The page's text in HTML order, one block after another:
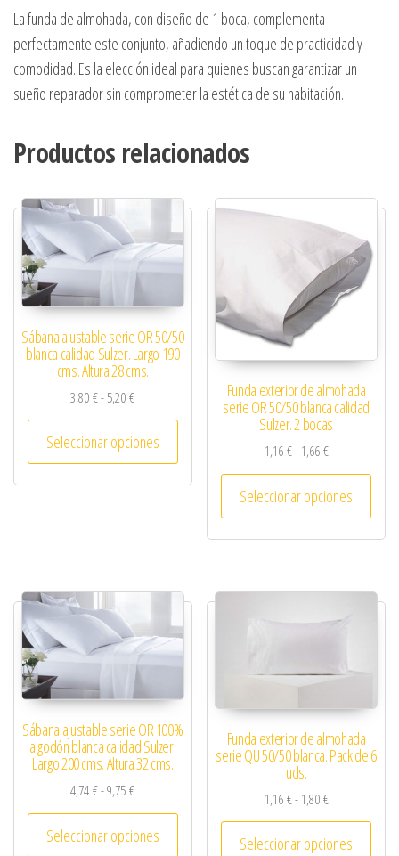
La funda de almohada, con diseño de 1 boca, complementa
perfectamente este conjunto, añadiendo un toque de practicidad y
comodidad. Es la elección ideal para quienes buscan garantizar un
sueño reparador sin comprometer la estética de su habitación.
Productos relacionados
Sábana ajustable serie OR 50/50
blanca calidad Sulzer. Largo 190
cms. Altura 28 cms.
3,80€-5,20€Rango de precios: desde 3,80 € hasta 5,20 €
Seleccionar opciones
Este producto tiene múltiples variantes.
Funda exterior de almohada
serie OR 50/50 blanca calidad
Sulzer. 2 bocas
1,16€- 1,66€Rango de
Seleccionar opciones
Este
Sábana ajustable serie OR 100%
algodón blanca calidad Sulzer.
Largo 200 cms. Altura 32 cms.
4,74€-9,75€Rango de precios: desde 4,74 € hasta 9,75 €
Seleccionar opciones
Este producto tiene múltiples variantes.
Funda exterior de almohada
serie QU 50/50 blanca. Pack de 6
uds.
1,16€- 1,80€Rango de
Seleccionar opciones
Este